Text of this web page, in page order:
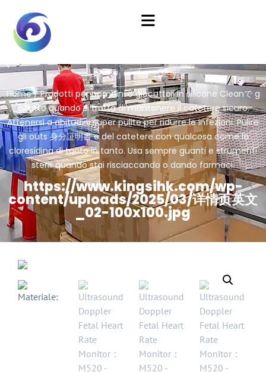
Home/Prodotti per bambini e giocattoli in silicone Cleanで g
è tutto quando si tratta di mantenere il catetere sicuro.
Attenersi a abitudini super pulite per ridurre le infezioni. Pulire
gli outs 身分証明書 e del catetere con qualcosa come la
cloresidina di tanto in tanto. Usa sempre guanti e strumenti
sterili quando stai risciaccando o dando farmaci.
https://www.kingsihk.com/wp-
content/uploads/2025/03/详情页英文
_02-100x100.jpg